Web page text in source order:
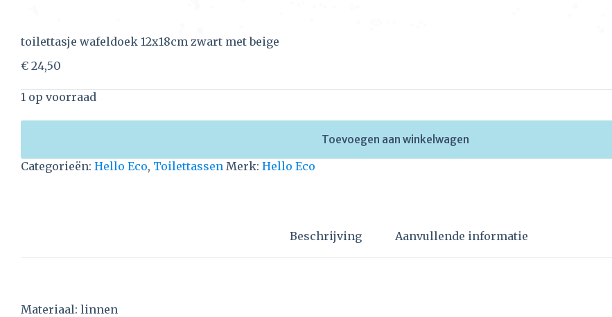
toilettasje wafeldoek 12x18cm zwart met beige
€ 24,50
1 op voorraad
Toevoegen aan winkelwagen
Categorieën: Hello Eco, Toilettassen Merk: Hello Eco
Beschrijving Aanvullende informatie
Materiaal: linnen